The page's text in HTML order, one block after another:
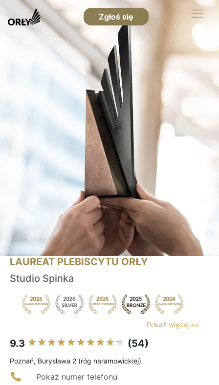
Zgłoś się
LAUREAT PLEBISCYTU ORŁY
Studio Spinka
Pokaż więcej >>
9.3 (54)
Poznań, Burysława 2 (róg naramowickiej)
Pokaż numer telefonu